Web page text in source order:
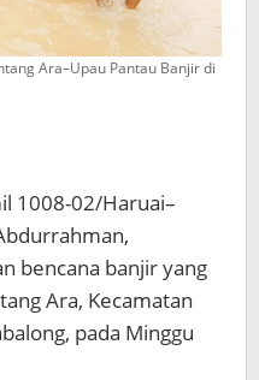
Ara–Upau Pantau Banjir di
1008-02/Haruai–
bencana banjir yang
Ara, Kecamatan
pada Minggu